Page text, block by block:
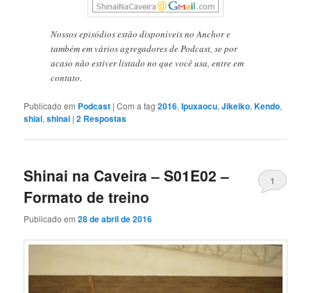
Nossos episódios estão disponíveis no Anchor e
também em vários agregadores de Podcast, se por
acaso não estiver listado no que você usa, entre em
contato.
Publicado em Podcast |Com a tag2016,Ipuxaocu,Jikeiko,Kendo,
shiai,shinai |2 Respostas
Shinai na Caveira – S01E02 –
Formato de treino
Publicado em28 de abril de 2016
1